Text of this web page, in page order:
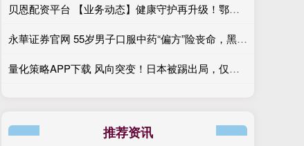
贝恩配资平台 【业务动态】健康守护再升级！鄂尔多斯市妇幼保健院内科门诊正式开诊啦
永華证券官网 55岁男子口服中药“偏方”险丧命，黑龙江省第二医院成功救治急性铅中毒患者
量化策略APP下载 风向突变！日本被踢出局，仅仅48小时，高市就立刻展开报复，公然拿中日关系大做文章
推荐资讯